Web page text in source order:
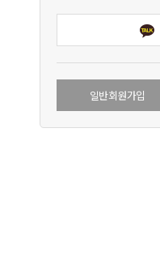
일반회원가입